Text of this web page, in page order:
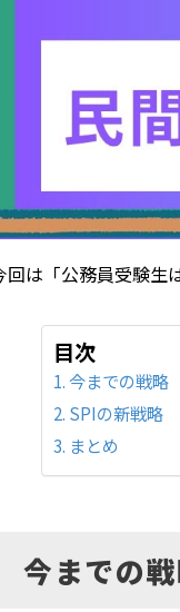
回は「公務員受験生
目次
今までの戦略
SPIの新戦略
まとめ
今までの